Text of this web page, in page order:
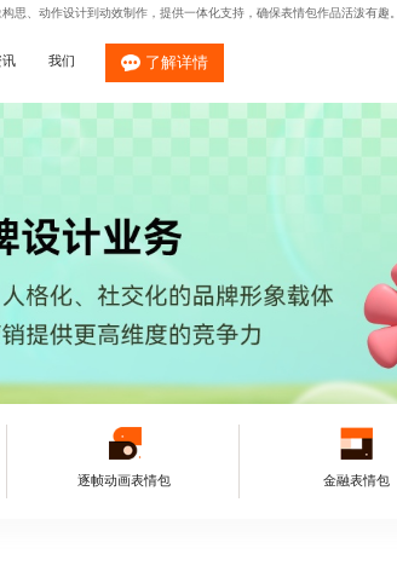
思、动作设计到动效制作，提供一体化支持，确保表情包作品活泼有趣。
讯 我们 了解详情
逐帧动画表情包 金融表情包